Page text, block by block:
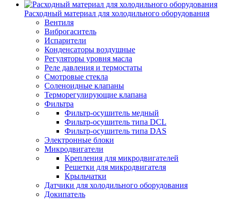
Расходный материал для холодильного оборудования
Вентиля
Виброгаситель
Испарители
Конденсаторы воздушные
Регуляторы уровня масла
Реле давления и термостаты
Смотровые стекла
Соленоидные клапаны
Терморегулирующие клапана
Фильтра
Фильтр-осушитель медный
Фильтр-осушитель типа DCL
Фильтр-осушитель типа DAS
Электронные блоки
Микродвигатели
Крепления для микродвигателей
Решетки для микродвигателя
Крыльчатки
Датчики для холодильного оборудования
Докипатель